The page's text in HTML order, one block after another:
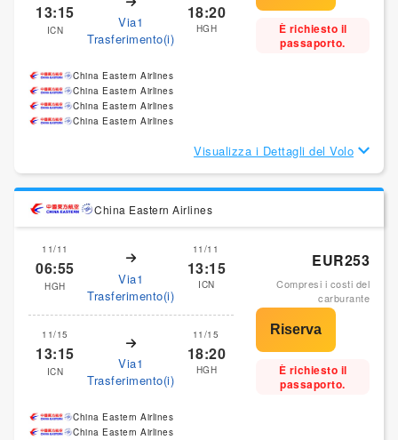
13:15
ICN
Via1
Trasferimento(i)
18:20
HGH
È richiesto il
passaporto.
China Eastern Airlines
China Eastern Airlines
China Eastern Airlines
China Eastern Airlines
Visualizza i Dettagli del Volo
China Eastern Airlines
11/11
06:55
HGH
Via1
Trasferimento(i)
11/11
13:15
ICN
11/15
13:15
ICN
Via1
Trasferimento(i)
11/15
18:20
HGH
EUR253
Compresi i costi del
carburante
È richiesto il
passaporto.
China Eastern Airlines
China Eastern Airlines